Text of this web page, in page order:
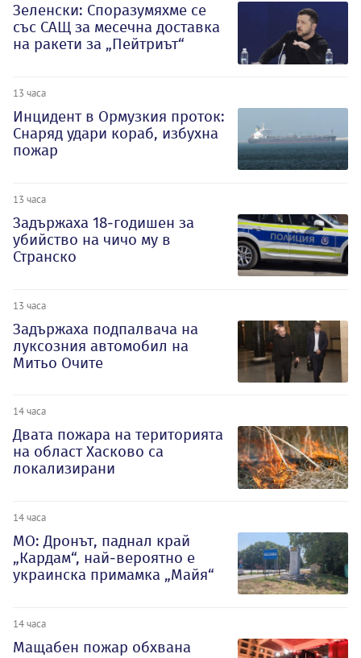
Зеленски: Споразумяхме се
със САЩ за месечна доставка
на ракети за „Пейтриът“
13 часа
Инцидент в Ормузкия проток:
Снаряд удари кораб, избухна
пожар
13 часа
Задържаха 18-годишен за
убийство на чичо му в
Странско
13 часа
Задържаха подпалвача на
луксозния автомобил на
Митьо Очите
14 часа
Двата пожара на територията
на област Хасково са
локализирани
14 часа
МО: Дронът, паднал край
„Кардам“, най-вероятно е
украинска примамка „Майя“
14 часа
Мащабен пожар обхвана